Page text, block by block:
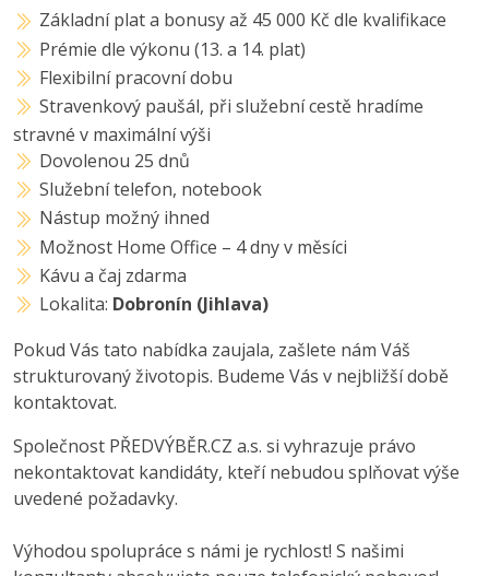
Základní plat a bonusy až 45 000 Kč dle kvalifikace
Prémie dle výkonu (13. a 14. plat)
Flexibilní pracovní dobu
Stravenkový paušál, při služební cestě hradíme
stravné v maximální výši
Dovolenou 25 dnů
Služební telefon, notebook
Nástup možný ihned
Možnost Home Office – 4 dny v měsíci
Kávu a čaj zdarma
Lokalita: Dobronín (Jihlava)
Pokud Vás tato nabídka zaujala, zašlete nám Váš
strukturovaný životopis. Budeme Vás v nejbližší době
kontaktovat.
Společnost PŘEDVÝBĚR.CZ a.s. si vyhrazuje právo
nekontaktovat kandidáty, kteří nebudou splňovat výše
uvedené požadavky.
Výhodou spolupráce s námi je rychlost! S našimi